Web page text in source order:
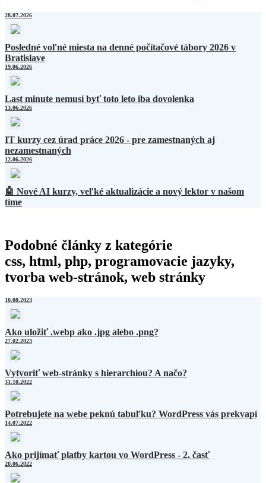
28.07.2026
Posledné voľné miesta na denné počítačové tábory 2026 v
Bratislave
19.06.2026
Last minute nemusí byť toto leto iba dovolenka
13.06.2026
IT kurzy cez úrad práce 2026 - pre zamestnaných aj
nezamestnaných
12.06.2026
🤖 Nové AI kurzy, veľké aktualizácie a nový lektor v našom
tíme
Podobné články z kategórie
css, html, php, programovacie jazyky,
tvorba web-stránok, web stránky
10.08.2023
Ako uložiť .webp ako .jpg alebo .png?
27.02.2023
Vytvoriť web-stránky s hierarchiou? A načo?
31.10.2022
Potrebujete na webe peknú tabuľku? WordPress vás prekvapí
14.07.2022
Ako prijímať platby kartou vo WordPress - 2. časť
20.06.2022